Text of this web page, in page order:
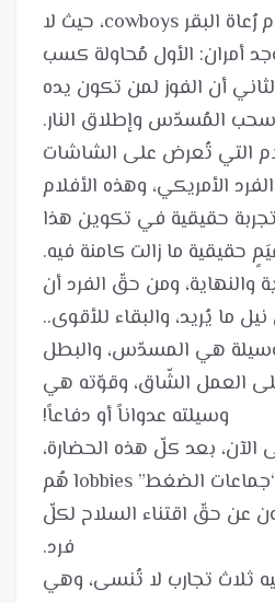
ونعرف أيضاً أفلام رُعاة البقر cowboys، حيث لا
أمران: الأول مُحاولة كسب
أن الفوز لمن تكون يده
التي تُعرض على الشاشات
الأمريكي، وهذه الأفلام
حقيقية في تكوين هذا
والنهاية، ومن حقّ الفرد أن
ما يُريد، والبقاء للأقوى..
هي المسدّس، والبطل
العمل الشّاق، وقوّته هي
بعد كلّ هذه الحضارة،
ما زالت أحد أقوى “جماعات الضغط” lobbies هُم
عن حقّ اقتناء السلاح لكلّ
ثلاث تجارب لا تُنسى، وهي